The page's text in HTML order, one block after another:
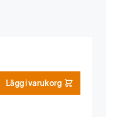
Lägg i varukorg